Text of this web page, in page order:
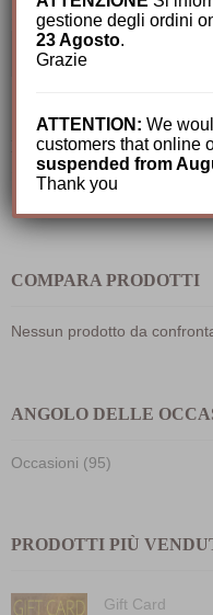
Cerca:
IL MIO CARRELLO
Nessun prodotto nel carrello.
COMPARA PRODOTTI
Nessun prodotto da
ANGOLO DELLE
Occasioni (95)
PRODOTTI PIÙ
Gift Card
gestione degli ordini
23 Agosto.
Grazie
ATTENTION: We
customers that online
suspended from
Thank you